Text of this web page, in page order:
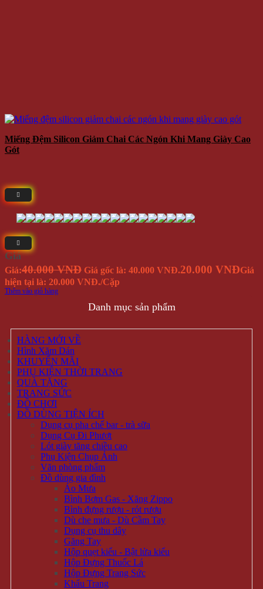
Miếng Đệm Silicon Giảm Chai Các Ngón Khi Mang Giày Cao
Gót
Giá
Giá:40.000 VNĐ Giá gốc là: 40.000 VNĐ.20.000 VNĐGiá
hiện tại là: 20.000 VNĐ./Cặp
Thêm vào giỏ hàng
Danh mục sản phẩm
HÀNG MỚI VỀ
Hình Xăm Dán
KHUYẾN MÃI
PHỤ KIỆN THỜI TRANG
QUÀ TẶNG
TRANG SỨC
ĐỒ CHƠI
ĐỒ DÙNG TIỆN ÍCH
Dụng cụ pha chế bar - trà sữa
Dụng Cụ Đi Phượt
Lót giày tăng chiều cao
Phụ Kiện Chụp Ảnh
Văn phòng phẩm
Đồ dùng gia đình
Áo Mưa
Bình Bơm Gas - Xăng Zippo
Bình đựng rượu - rót rượu
Dù che mưa - Dù Cầm Tay
Dụng cụ thu dây
Găng Tay
Hộp quẹt kiểu - Bật lửa kiểu
Hộp Đựng Thuốc Lá
Hộp Đựng Trang Sức
Khẩu Trang